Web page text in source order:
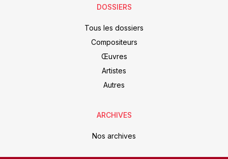
DOSSIERS
Tous les dossiers
Compositeurs
Œuvres
Artistes
Autres
ARCHIVES
Nos archives